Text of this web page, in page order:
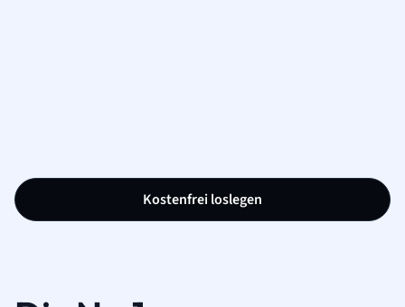
Kostenfrei loslegen